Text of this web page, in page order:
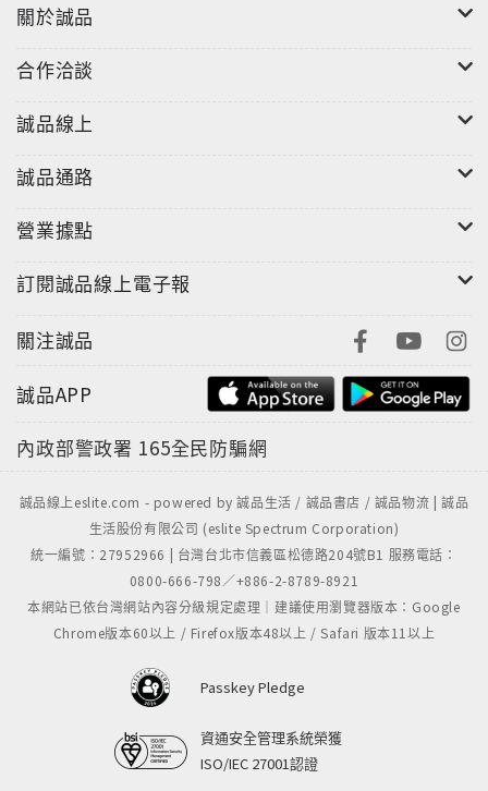
關於誠品
合作洽談
誠品線上
誠品通路
營業據點
訂閱誠品線上電子報
關注誠品
誠品APP
內政部警政署 165全民防騙網
誠品線上eslite.com - powered by 誠品生活 / 誠品書店 / 誠品物流 | 誠品
生活股份有限公司 (eslite Spectrum Corporation)
統一編號：27952966 | 台灣台北市信義區松德路204號B1 服務電話：
0800-666-798／+886-2-8789-8921
本網站已依台灣網站內容分級規定處理｜建議使用瀏覽器版本：Google
Chrome版本60以上 / Firefox版本48以上 / Safari 版本11以上
Passkey Pledge
資通安全管理系統榮獲
ISO/IEC 27001認證